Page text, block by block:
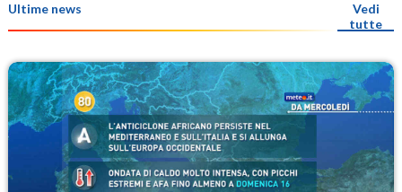
Ultime news
Vedi
tutte